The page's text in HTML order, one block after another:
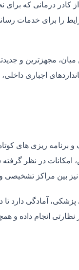
کادر درمانی که برای
را برای خدمات
مجهزترین و
اجباری
ریزی های
امکانات در نظر
بین مراکز
پزشکی، آمادگی دارد
انجام داده و